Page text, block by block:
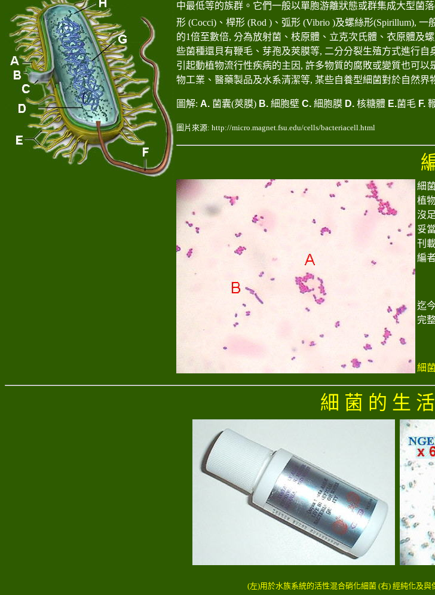
中最低等的族群。它們一般以單胞游離狀態或群集成大型菌落
形 (Cocci) 、桿形 (Rod ) 、弧形 (Vibrio )及螺絲形(Spirillum), 一
的1倍至數倍, 分為放射菌、枝原體、立克次氏體、衣原體及
些菌種還貝有鞭毛、芽孢及莢膜等, 二分分裂生殖方式進行自
引起動植物流行性疾病的主因 , 許多物質的腐敗或變質也可以
物工業、醫藥製品及水系清潔等, 某些自養型細菌對於自然界
圖解: A. 菌囊(莢膜) B. 細胞壁 C. 細胞膜 D. 核糖體 E.菌毛 F.
圖片來源: http://micro.magnet.fsu.edu/cells/bacteriacell.html
細菌
植
沒
妥
刊
編
迄
完
細
細 菌 的 生
(左)用於水族系統的活性混合硝化細菌 (右) 經純化及